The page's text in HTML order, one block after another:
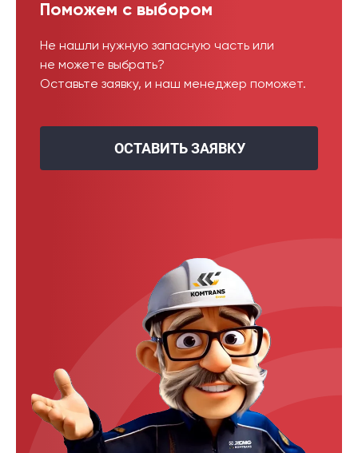
Поможем с выбором
Не нашли нужную запасную часть или
не можете выбрать?
Оставьте заявку, и наш менеджер поможет.
ОСТАВИТЬ ЗАЯВКУ